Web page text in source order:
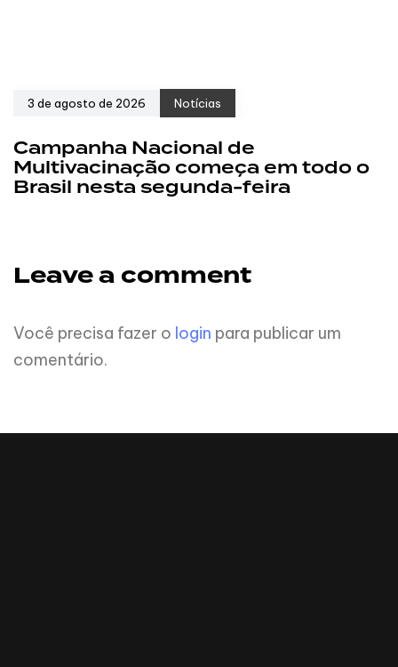
3 de agosto de 2026 Notícias
Campanha Nacional de
Multivacinação começa em todo o
Brasil nesta segunda-feira
Leave a comment
Você precisa fazer o login para publicar um
comentário.